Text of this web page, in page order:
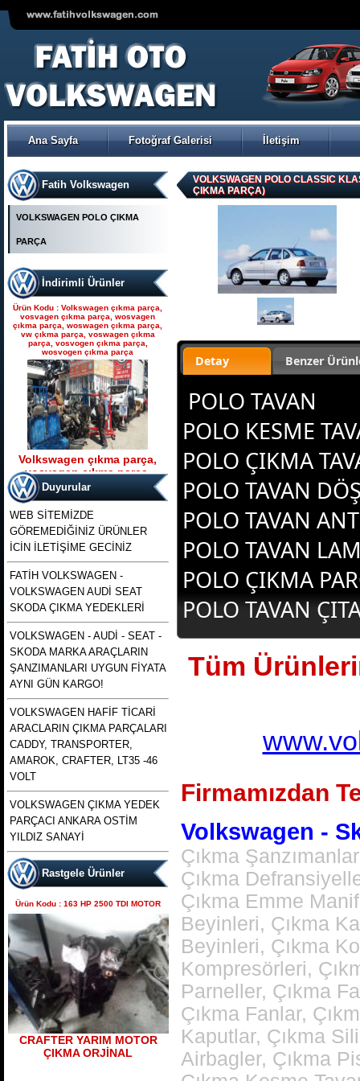
Ana Sayfa Fotoğraf Galerisi İletişim
Fatih Volkswagen
VOLKSWAGEN POLO ÇIKMA
PARÇA
İndirimli Ürünler
VOLKSWAGEN POLO ÇIKMA
ORJİNAL TRW-KOYO
POMPASI
Ürün Kodu : Seat çıkma parça, seat
çıkma, seat parça, seat yedek parça,
seat çıkma orjinal parça, seat çıkma
yedekleri, ankara seat parça, fatih seat,
fatih seat parçaları,
Seat çıkma parça, seat
çıkma, seat parça, seat
yedek parça, seat çıkma
orjinal parça, seat çıkma par
Ürün Kodu : Volkswagen çıkma parça,
vosvagen çıkma parça, wosvagen
çıkma parça, woswagen çıkma parça,
vw çıkma parça, voswagen çıkma
parça, vosvogen çıkma parça,
wosvogen çıkma parça
Volkswagen çıkma parça,
vosvagen çıkma parça,
wosvagen çıkma parça,
woswagen çıkma parça, vw
çıkma p
Ürün Kodu : t5 kasa transporter 2500 tdı
130 beygirlik çıkma motor
t5 kasa transporter 2500 tdı
130 beygirlik çıkma motor
2000 2001 2002 modellere uyumlu
çıkma merkezi kilit pompası , polo
merkezi kilit motoru, polo classıc ve
heşbekler icin merkezi kilit kontrol
pompası
polo 1996 1997 1998 1999
2000 2001 2002 modellere
uyumlu çıkma merkezi kilit
pompası , polo merkezi
Ürün Kodu : bora golf4 toledo octavia
leon çıkma direksiyon kutusu
bora golf4 toledo octavia
leon çıkma direksiyon
kutusu
Ürün Kodu : skoda octavia 1.6 benzinli
a4 kasa çıkma şanzımanlar
Duyurular
WEB SİTEMİZDE
GÖREMEDİĞİNİZ ÜRÜNLER
İCİN İLETİŞİME GECİNİZ
FATİH VOLKSWAGEN -
VOLKSWAGEN AUDİ SEAT
SKODA ÇIKMA YEDEKLERİ
VOLKSWAGEN - AUDİ - SEAT -
SKODA MARKA ARAÇLARIN
ŞANZIMANLARI UYGUN FİYATA
AYNI GÜN KARGO!
VOLKSWAGEN HAFİF TİCARİ
ARACLARIN ÇIKMA PARÇALARI
CADDY, TRANSPORTER,
AMAROK, CRAFTER, LT35 -46
VOLT
VOLKSWAGEN ÇIKMA YEDEK
PARÇACI ANKARA OSTİM
YILDIZ SANAYİ
Rastgele Ürünler
Ürün Kodu : 163 HP 2500 TDI MOTOR
CRAFTER YARIM MOTOR
ÇIKMA ORJİNAL
VOLKSWAGEN POLO CLASSIC
ÇIKMA PARÇA)
Detay Benzer
POLO TAVAN
POLO KESME
POLO ÇIKMA
POLO TAVAN
POLO TAVAN
POLO TAVAN
POLO ÇIKMA
POLO TAVAN
Tüm
Firmamızdan
Volkswagen -
Çıkma
Çıkma
Çıkma Emme
Beyinleri, Çıkma
Beyinleri, Çıkma
Kompresörleri,
Parneller, Çıkma
Çıkma Fanlar,
Kaputlar, Çıkma
Airbagler, Çıkma